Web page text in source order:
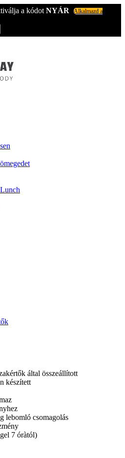
a kódot NYÁR
Alkalmazd a
által összeállított
készített
lebomló csomagolás
7 óràtól)